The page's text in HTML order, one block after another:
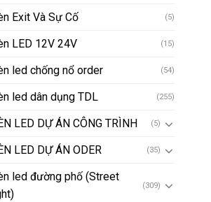
Exit Và Sự Cố (5)
LED 12V 24V (15)
led chống nổ order (54)
led dân dụng TDL (255)
LED DỰ ÁN CÔNG TRÌNH (5)
LED DỰ ÁN ODER (35)
led đường phố (Street
(309)